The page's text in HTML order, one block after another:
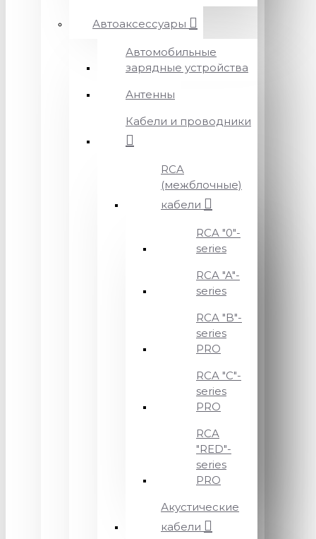
Автоаксессуары
Автомобильные
зарядные устройства
Антенны
Кабели и проводники
RCA
(межблочные)
кабели
RCA "0"-
series
RCA "A"-
series
RCA "B"-
series
PRO
RCA "C"-
series
PRO
RCA
"RED"-
series
PRO
Акустические
кабели